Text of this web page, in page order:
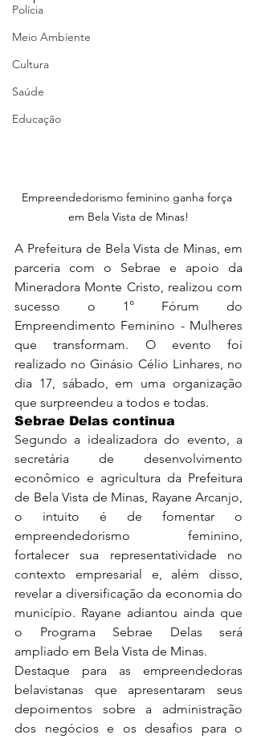
Polícia
Meio Ambiente
Cultura
Saúde
Educação
Empreendedorismo feminino ganha força
em Bela Vista de Minas!
A Prefeitura de Bela Vista de Minas, em
parceria com o Sebrae e apoio da
Mineradora Monte Cristo, realizou com
sucesso o 1° Fórum do
Empreendimento Feminino - Mulheres
que transformam. O evento foi
realizado no Ginásio Célio Linhares, no
dia 17, sábado, em uma organização
que surpreendeu a todos e todas.
Sebrae Delas continua
Segundo a idealizadora do evento, a
secretária de desenvolvimento
econômico e agricultura da Prefeitura
de Bela Vista de Minas, Rayane Arcanjo,
o intuito é de fomentar o
empreendedorismo feminino,
fortalecer sua representatividade no
contexto empresarial e, além disso,
revelar a diversificação da economia do
município. Rayane adiantou ainda que
o Programa Sebrae Delas será
ampliado em Bela Vista de Minas.
Destaque para as empreendedoras
belavistanas que apresentaram seus
depoimentos sobre a administração
dos negócios e os desafios para o